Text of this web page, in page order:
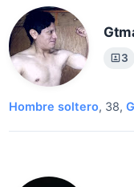
3
Hombre soltero, 38,